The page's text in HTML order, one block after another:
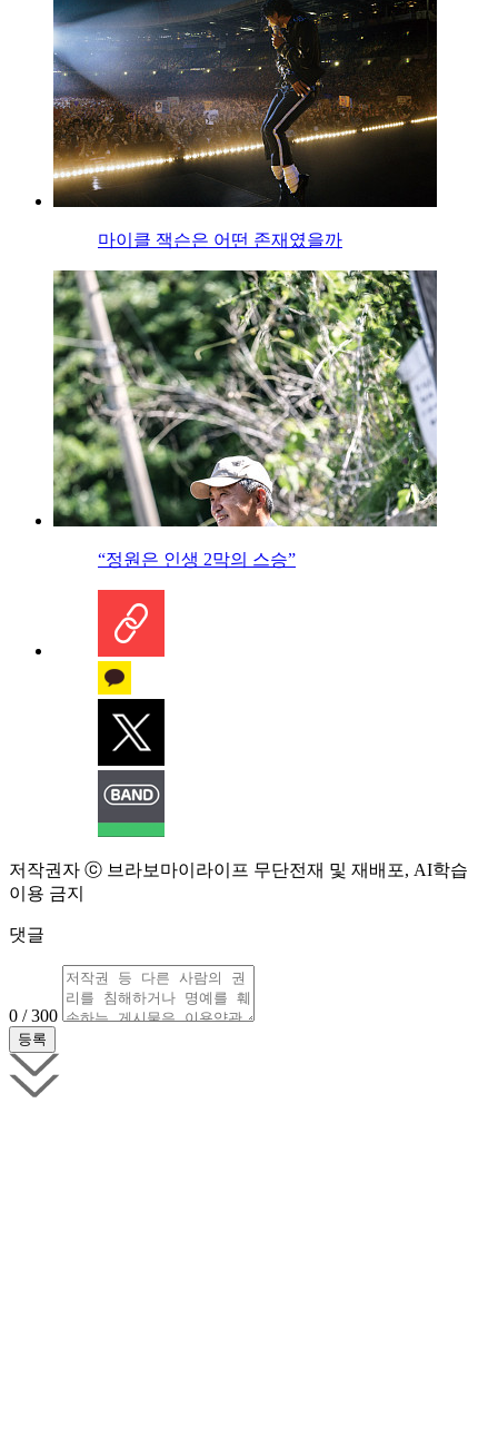
마이클 잭슨은 어떤 존재였을까
“정원은 인생 2막의 스승”
저작권자 ⓒ 브라보마이라이프 무단전재 및 재배포, AI학습
이용 금지
댓글
0 / 300